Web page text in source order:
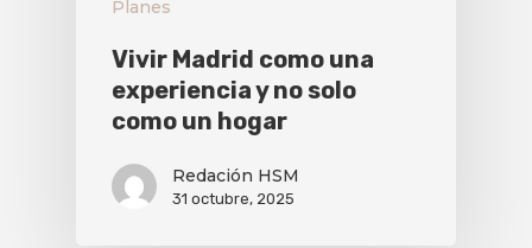
Planes
Vivir Madrid como una
experiencia y no solo
como un hogar
Redación HSM
31 octubre, 2025